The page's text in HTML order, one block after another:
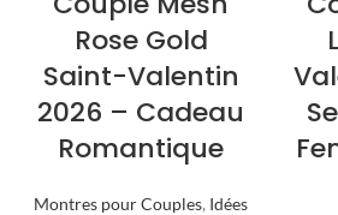
Rose Gold
Saint-Valentin
2026 – Cadeau
Romantique
Montres pour Couples, Idées